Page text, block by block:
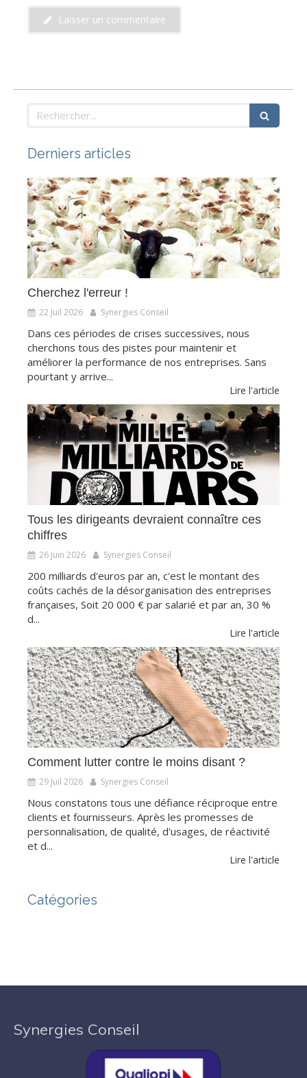
Laisser un commentaire
Rechercher
Derniers articles
Cherchez l'erreur !
22 Juil 2026 Synergies Conseil
Dans ces périodes de crises successives, nous
cherchons tous des pistes pour maintenir et
améliorer la performance de nos entreprises. Sans
pourtant y arrive...
Lire l'article
Tous les dirigeants devraient connaître ces
chiffres
26 Juin 2026 Synergies Conseil
200 milliards d'euros par an, c'est le montant des
coûts cachés de la désorganisation des entreprises
françaises, Soit 20 000 € par salarié et par an, 30 %
d...
Lire l'article
Comment lutter contre le moins disant ?
29 Juil 2026 Synergies Conseil
Nous constatons tous une défiance réciproque entre
clients et fournisseurs. Après les promesses de
personnalisation, de qualité, d'usages, de réactivité
et d...
Lire l'article
Catégories
Synergies Conseil